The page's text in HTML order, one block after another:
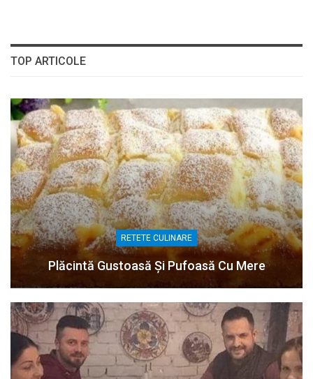
TOP ARTICOLE
RETETE CULINARE
Plăcintă Gustoasă Și Pufoasă Cu Mere